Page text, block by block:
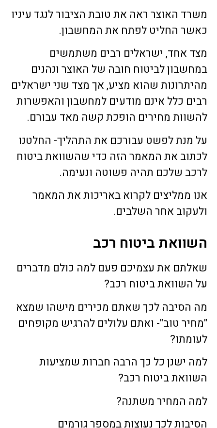
משרד האוצר ראה את טובת הציבור לנגד עיניו
כאשר החליט לפתח את המחשבון.
מצד אחד, ישראלים רבים משתמשים
במחשבון לביטוח חובה של האוצר ונהנים
מהיתרונות שהוא מציע, אך מצד שני ישראלים
רבים כלל אינם מודעים למחשבון והאפשרות
להשוות מחירים הופכת קשה מאד עבורם.
על מנת לפשט עבורכם את התהליך- החלטנו
לכתוב את המאמר הזה כדי שהשוואת ביטוח
לרכב שלכם תהיה פשוטה ונעימה.
אנו ממליצים לקרוא באריכות את המאמר
ולעקוב אחר השלבים.
השוואת ביטוח רכב
שאלתם את עצמיכם פעם למה כולם מדברים
על השוואת ביטוח רכב?
מה הסיבה לכך שאתם מכירים מישהו שמצא
"מחיר טוב"- ואתם עלולים להרגיש מקופחים
לעומתו?
למה ישנן כל כך הרבה חברות שמציעות
השוואת ביטוח רכב?
למה המחיר משתנה?
הסיבות לכך נעוצות במספר גורמים